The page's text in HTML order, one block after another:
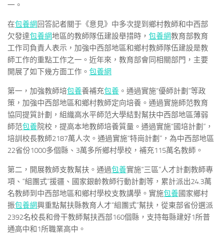
一。
在包養網 回答記者關于《意見》中多次提到鄉村教師和中西部
欠發達包養網地區的教師隊伍建設舉措時， 包養網教育部教育
工作司負責人表示，加強中西部地區和鄉村教師隊伍建設是教
師工作的重點工作之一。近年來，教育部會同相關部門，主要
開展了如下幾方面工作。 包養網
第一，加強教師培包養養補充包養 。通過實施“優師計劃”等政
策，加強中西部地區和鄉村教師定向培養。通過實施師范教育
協同提質計劃，組織高水平師范大學結對幫扶中西部地區薄弱
師范包養院校，提高本地教師培養質量。通過實施“國培計劃”，
培訓校長教師2187萬人次。通過實施“特崗計劃”，為中西部地區
22省份1000多個縣、3萬多所鄉村學校，補充115萬名教師。
第二，開展教師支教幫扶。通過包養實施“三區”人才計劃教師專
項、“組團式”援疆、國家銀齡教師行動計劃等，累計派出24.3萬
名教師到中西部地區和鄉村學校支教講學。實施包養國家鄉村
振包養網興重點幫扶縣教育人才“組團式”幫扶，從東部省份選派
2392名校長和骨干教師幫扶西部160個縣，支持每縣建好1所普
通高中和1所職業高中。